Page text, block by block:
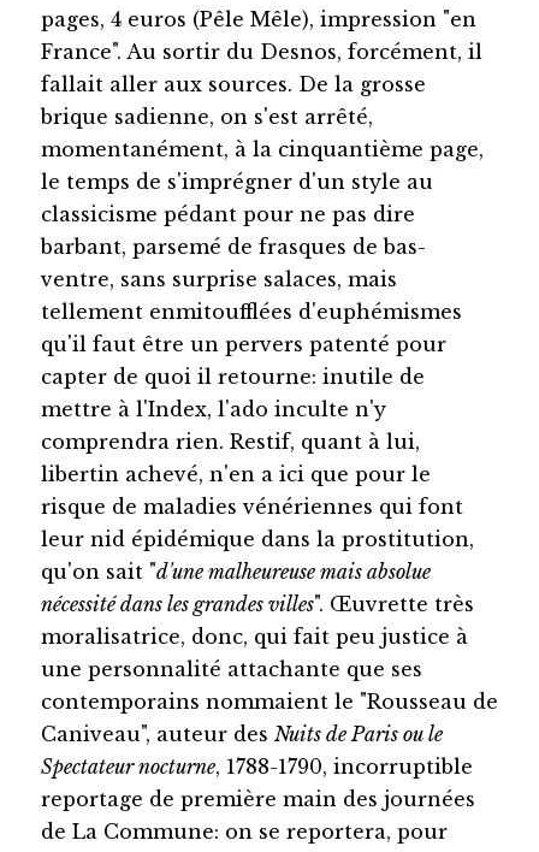
pages, 4 euros (Pêle Mêle), impression "en
France". Au sortir du Desnos, forcément, il
fallait aller aux sources. De la grosse
brique sadienne, on s'est arrêté,
momentanément, à la cinquantième page,
le temps de s'imprégner d'un style au
classicisme pédant pour ne pas dire
barbant, parsemé de frasques de bas-
ventre, sans surprise salaces, mais
tellement enmitoufflées d'euphémismes
qu'il faut être un pervers patenté pour
capter de quoi il retourne: inutile de
mettre à l'Index, l'ado inculte n'y
comprendra rien. Restif, quant à lui,
libertin achevé, n'en a ici que pour le
risque de maladies vénériennes qui font
leur nid épidémique dans la prostitution,
qu'on sait "d'une malheureuse mais absolue
nécessité dans les grandes villes". Œuvrette très
moralisatrice, donc, qui fait peu justice à
une personnalité attachante que ses
contemporains nommaient le "Rousseau de
Caniveau", auteur des Nuits de Paris ou le
Spectateur nocturne, 1788-1790, incorruptible
reportage de première main des journées
de La Commune: on se reportera, pour